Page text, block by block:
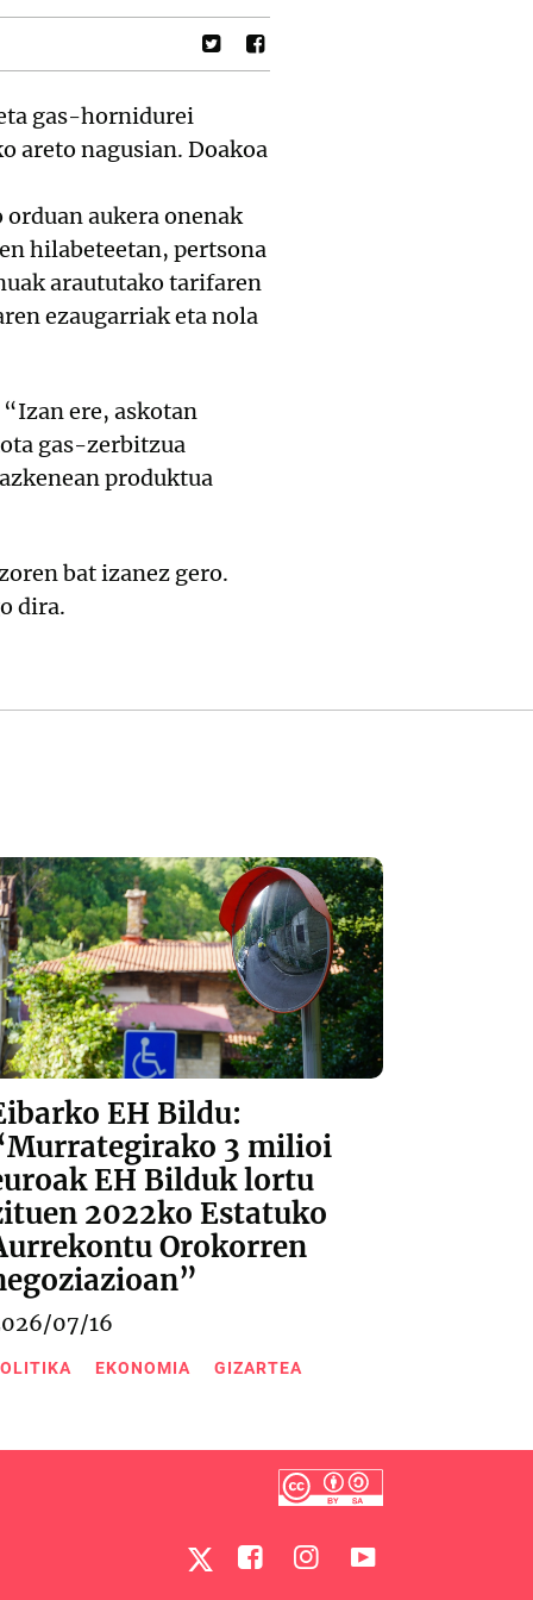
gas-hornidurei
areto nagusian. Doakoa
aukera onenak
hilabeteetan, pertsona
araututako tarifaren
ezaugarriak eta nola
ere, askotan
gas-zerbitzua
produktua
bat izanez gero.
dira.
EH Bildu:
3 milioi
EH Bilduk lortu
2022ko Estatuko
Orokorren
07/16
EKONOMIA GIZARTEA